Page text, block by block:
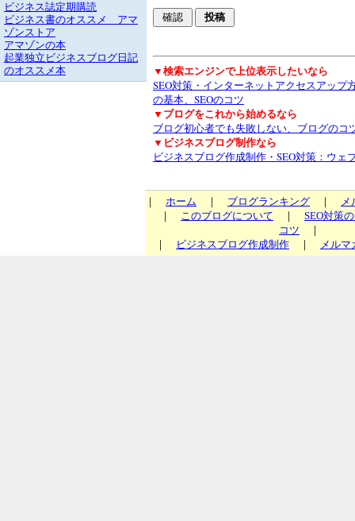
▼検索エンジンで上位表示したいなら
SEO対策・インターネットアクセスアップ
の基本、SEOのコツ
▼ブログをこれから始めるなら
ブログ初心者でも失敗しない、ブログのコ
▼ビジネスブログ制作なら
ビジネスブログ作成制作・SEO対策：ウェ
｜ ホーム ｜ ブログランキング ｜
メ
｜
このブログについて ｜ SEO対策
コツ ｜
｜
ビジネスブログ作成制作 ｜ メル
ビジネス誌定期購読
ビジネス書のオススメ アマ
ゾンストア
アマゾンの本
起業独立ビジネスブログ日記
のオススメ本